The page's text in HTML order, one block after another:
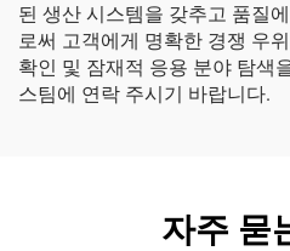
된 생산 시스템을 갖추고 품질
로써 고객에게 명확한 경쟁 우
확인 및 잠재적 응용 분야 탐색
스팀에 연락 주시기 바랍니다.
자주 묻